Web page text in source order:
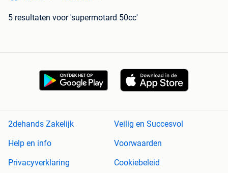
5 resultaten voor 'supermotard 50cc'
2dehands Zakelijk
Veilig en Succesvol
Help en info
Voorwaarden
Privacyverklaring
Cookiebeleid